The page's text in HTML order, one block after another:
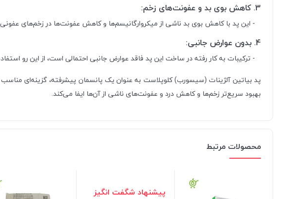
3. کاهش بوی بد و عفونت‌های زخم:
- این پد با کاهش بوی بد ناشی از میکروارگانیسم‌ها و کاهش عفونت‌ها در زخم‌های
4. بدون عوارض جانبی:
- ترکیبات به کار رفته در ساخت این پد فاقد عوارض جانبی احتمالی است، از این رو
پد بیاتین آلژینات (سیسورب) کلوپلاست به عنوان یک پانسمان پیشرفته، گزینه‌ای
بهبود سریع‌تر زخم‌ها و کاهش درد و عفونت‌های ناشی از آن‌ها ایفا می‌کند.
محصولات مرتبط
پیشنهاد شگفت انگیز